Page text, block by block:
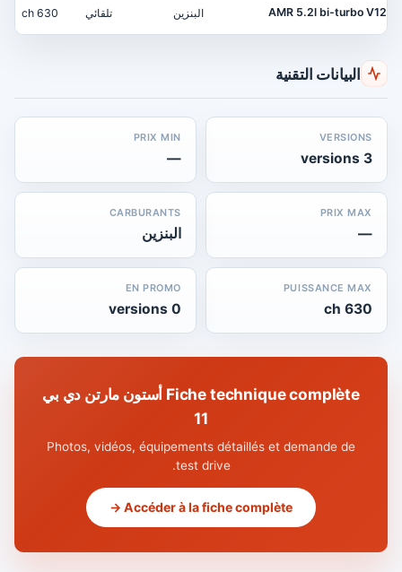
AMR 5.2l bi-turbo V12 البنزين تلقائي 630 ch
البيانات التقنية
VERSIONS
3 versions
PRIX MIN
—
PRIX MAX
—
CARBURANTS
البنزين
PUISSANCE MAX
630 ch
EN PROMO
0 versions
Fiche technique complète أستون مارتن دي بي
11
Photos, vidéos, équipements détaillés et demande de
test drive.
Accéder à la fiche complète →